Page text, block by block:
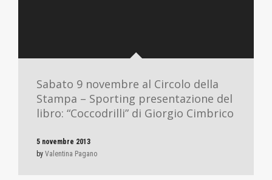
Sabato 9 novembre al Circolo della
Stampa – Sporting presentazione del
libro: “Coccodrilli” di Giorgio Cimbrico
5 novembre 2013
by Valentina Pagano